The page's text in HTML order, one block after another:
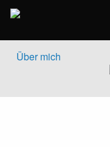
Über mich